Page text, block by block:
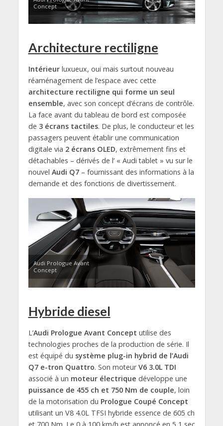
Concept
Architecture rectiligne
Intérieurluxueux, oui mais surtout nouveau
réaménagement de l’espace avec cette
architecture rectiligne qui forme un seul
ensemble, avec son concept d’écrans de contrôle.
La face avant du tableau de bord est composée
de 3 écrans tactiles. De plus, le conducteur et les
passagers peuvent établir une communication
digitale via 2 écrans OLED, extrêmement fins et
détachables – dérivés de l’ « Audi tablet » vu sur le
nouvel Audi Q7– fournissant des informations à la
demande et des fonctions de divertissement.
Audi Prologue Avant
Concept
Hybride diesel
L’Audi Prologue Avant Concept utilise des
technologies proches de la production de série. Il
est équipé du système plug-in hybrid de l’Audi
Q7 e-tron Quattro. Son moteurV6 3.0L TDI
associé à un moteur électrique développe une
puissance de 455 ch et 750 Nm de couple, loin
de la motorisation du Prologue Coupé Concept
utilisant un V8 4.0L TFSI hybride essence de 605 ch